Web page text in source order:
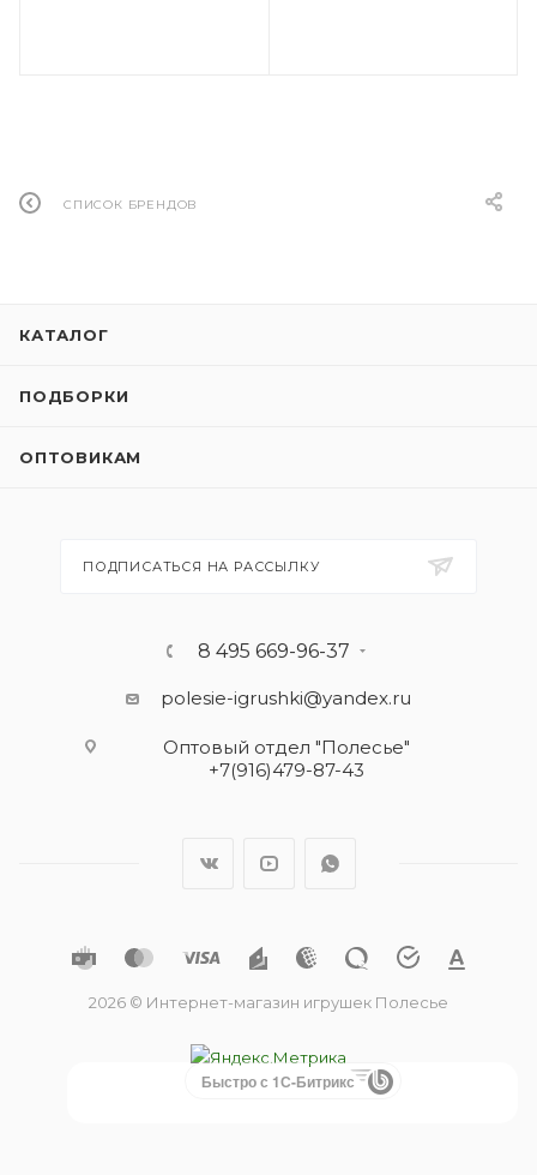
СПИСОК БРЕНДОВ
КАТАЛОГ
ПОДБОРКИ
ОПТОВИКАМ
ПОДПИСАТЬСЯ НА РАССЫЛКУ
8 495 669-96-37
polesie-igrushki@yandex.ru
Оптовый отдел "Полесье"
+7(916)479-87-43
2026 © Интернет-магазин игрушек Полесье
Быстро с 1С-Битрикс